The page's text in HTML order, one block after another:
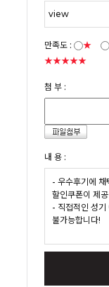
만족도 : ★
★★★★★
첨 부 :
내 용 :